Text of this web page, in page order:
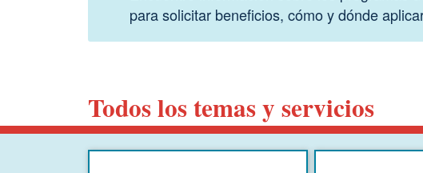
para solicitar beneficios, cómo y dónde
Todos los temas y servicios